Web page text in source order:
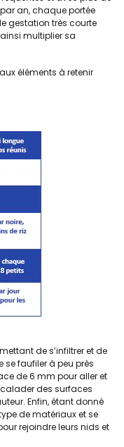
an, chaque portée
gestation très courte
multiplier sa
éléments à retenir
de s’infiltrer et de
se faufiler à peu près
de 6 mm pour aller et
des surfaces
Enfin, étant donné
de matériaux et se
rejoindre leurs nids et